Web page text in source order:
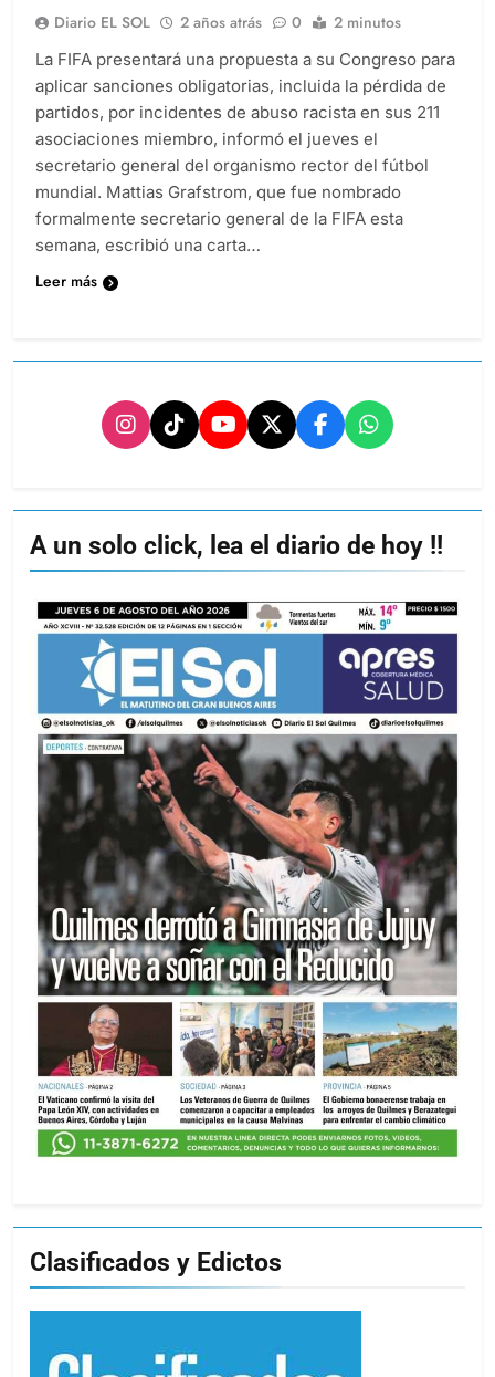
Diario EL SOL 2 años atrás 0 2 minutos
La FIFA presentará una propuesta a su Congreso para
aplicar sanciones obligatorias, incluida la pérdida de
partidos, por incidentes de abuso racista en sus 211
asociaciones miembro, informó el jueves el
secretario general del organismo rector del fútbol
mundial. Mattias Grafstrom, que fue nombrado
formalmente secretario general de la FIFA esta
semana, escribió una carta…
Leer más
A un solo click, lea el diario de hoy !!
Clasificados y Edictos